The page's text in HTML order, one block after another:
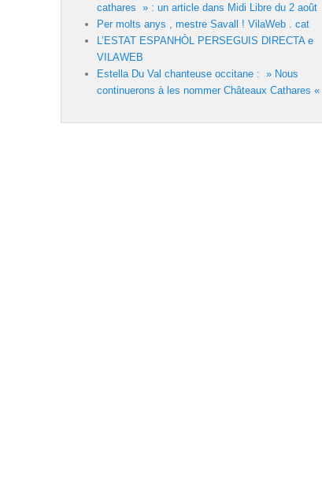
cathares » : un article dans Midi Libre du 2 août
Per molts anys , mestre Savall ! VilaWeb . cat
L’ESTAT ESPANHÒL PERSEGUIS DIRECTA e
VILAWEB
Estella Du Val chanteuse occitane : » Nous
continuerons à les nommer Châteaux Cathares «